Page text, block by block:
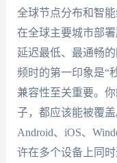
全球节点分布和智
在全球主要城市部
延迟最低、最通畅
频时的第一印象是“
兼容性至关重要。
子，都应该能被覆
Android、iOS、
许在多个设备上同